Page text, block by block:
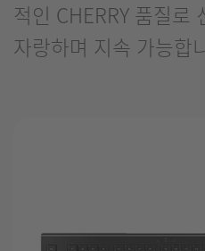
적인 CHERRY 품질로
자랑하며 지속 가능합